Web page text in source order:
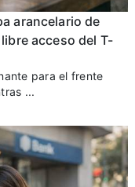
arancelario de
acceso del T-
para el frente
...